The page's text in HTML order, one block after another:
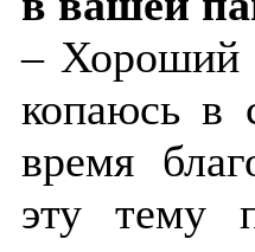
– Хороший
копаюсь в
время
эту тему